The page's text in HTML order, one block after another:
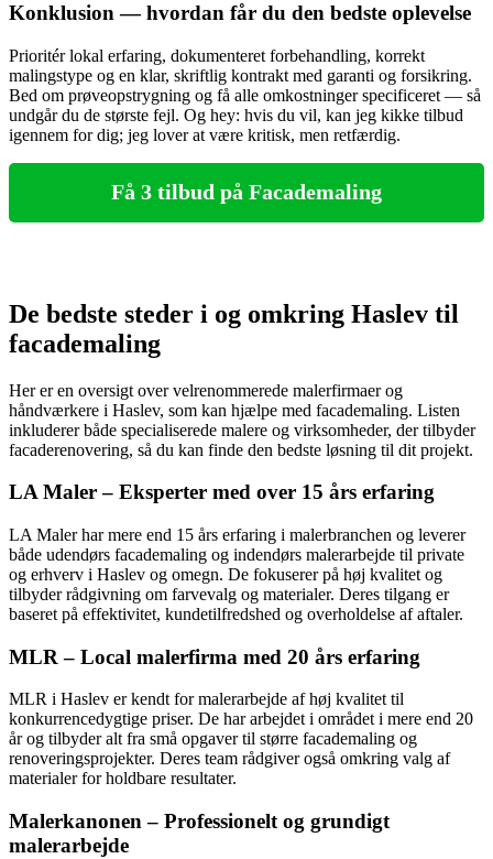
Konklusion — hvordan får du den bedste oplevelse
Prioritér lokal erfaring, dokumenteret forbehandling, korrekt
malingstype og en klar, skriftlig kontrakt med garanti og forsikring.
Bed om prøveopstrygning og få alle omkostninger specificeret — så
undgår du de største fejl. Og hey: hvis du vil, kan jeg kikke tilbud
igennem for dig; jeg lover at være kritisk, men retfærdig.
Få 3 tilbud på Facademaling
De bedste steder i og omkring Haslev til
facademaling
Her er en oversigt over velrenommerede malerfirmaer og
håndværkere i Haslev, som kan hjælpe med facademaling. Listen
inkluderer både specialiserede malere og virksomheder, der tilbyder
facaderenovering, så du kan finde den bedste løsning til dit projekt.
LA Maler – Eksperter med over 15 års erfaring
LA Maler har mere end 15 års erfaring i malerbranchen og leverer
både udendørs facademaling og indendørs malerarbejde til private
og erhverv i Haslev og omegn. De fokuserer på høj kvalitet og
tilbyder rådgivning om farvevalg og materialer. Deres tilgang er
baseret på effektivitet, kundetilfredshed og overholdelse af aftaler.
MLR – Local malerfirma med 20 års erfaring
MLR i Haslev er kendt for malerarbejde af høj kvalitet til
konkurrencedygtige priser. De har arbejdet i området i mere end 20
år og tilbyder alt fra små opgaver til større facademaling og
renoveringsprojekter. Deres team rådgiver også omkring valg af
materialer for holdbare resultater.
Malerkanonen – Professionelt og grundigt
malerarbejde